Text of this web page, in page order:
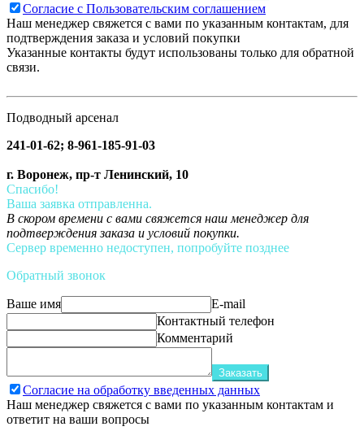
Согласие с Пользовательским соглашением
Наш менеджер свяжется с вами по указанным контактам, для
подтверждения заказа и условий покупки
Указанные контакты будут использованы только для обратной
связи.
Подводный арсенал
241-01-62; 8-961-185-91-03
г. Воронеж, пр-т Ленинский, 10
Спасибо!
Ваша заявка отправленна.
В скором времени с вами свяжется наш менеджер для
подтверждения заказа и условий покупки.
Сервер временно недоступен, попробуйте позднее
Обратный звонок
Ваше имя
E-mail
Контактный телефон
Комментарий
Заказать
Согласие на обработку введенных данных
Наш менеджер свяжется с вами по указанным контактам и
ответит на ваши вопросы